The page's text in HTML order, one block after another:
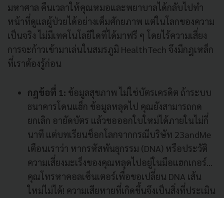
มหาศาล คืนเวลาให้คุณหมอและพยาบาลได้กลับไปทำ
หน้าที่ดูแลผู้ป่วยได้อย่างเต็มศักยภาพ แต่ในโลกของความ
เป็นจริง ไม่มีเทคโนโลยีใดที่ได้มาฟรี ๆ โดยไร้ความเสี่ยง
การจะก้าวเข้ามาเล่นในสมรภูมิ HealthTech จึงมีกฎเหล็ก
ที่เราต้องรู้ก่อน
กฎข้อที่ 1: ข้อมูลสุขภาพ ไม่ใช่บัตรเครดิต ถ้าระบบ
ธนาคารโดนแฮ็ก ข้อมูลหลุดไป คุณยังสามารถกด
ยกเลิก อายัดบัตร แล้วขอออกใบใหม่ได้ภายในไม่กี่
นาที แต่บทเรียนช็อกโลกจากกรณีบริษัท 23andMe
เตือนเราว่า หากรหัสพันธุกรรม (DNA) หรือประวัติ
ความเสี่ยงมะเร็งของคุณหลุดไปอยู่ในมือแฮกเกอร์...
คุณโทรหาคอลเซ็นเตอร์เพื่อขอเปลี่ยน DNA เส้น
ใหม่ไม่ได้! ความเสียหายที่เกิดขึ้นจึงเป็นสิ่งที่ประเมิน